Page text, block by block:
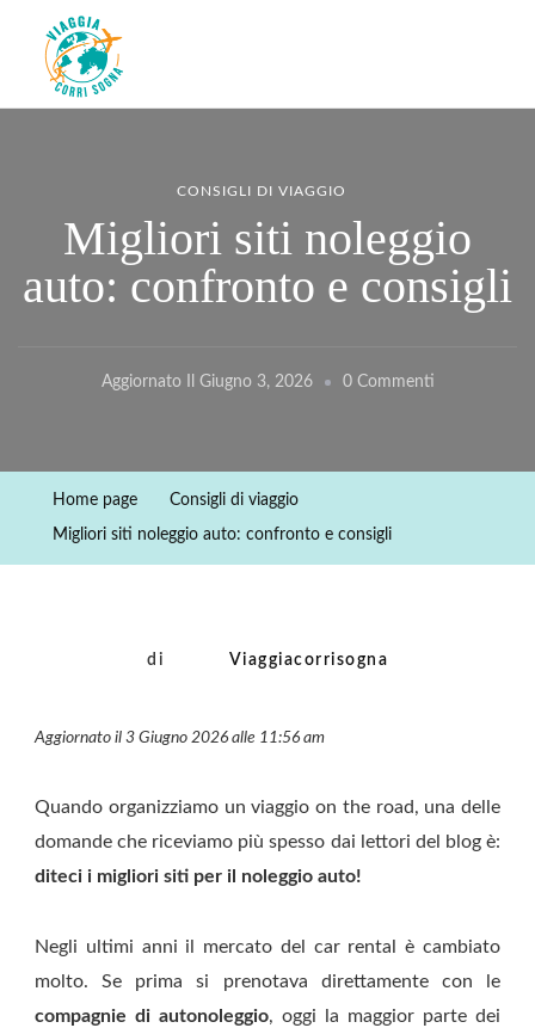
Viaggiacorrisogna – Blog di
viaggi e running
Viaggi zaino in spalla e corse in giro per il mondo
CONSIGLI DI VIAGGIO
Migliori siti noleggio
auto: confronto e consigli
Aggiornato Il Giugno 3, 2026 0 CommentiSu
Home page Consigli di viaggio
Migliori siti noleggio auto: confronto e consigli
di Viaggiacorrisogna
Aggiornato il 3 Giugno 2026 alle 11:56 am
Quando organizziamo un viaggio on the road, una delle
domande che riceviamo più spesso dai lettori del blog è:
diteci i migliori siti per il noleggio auto!
Negli ultimi anni il mercato del car rental è cambiato
molto. Se prima si prenotava direttamente con le
compagnie di autonoleggio, oggi la maggior parte dei